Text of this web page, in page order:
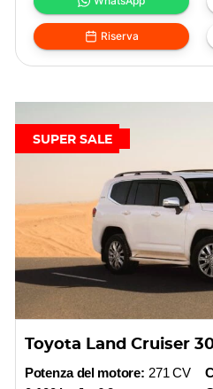
Riserva
SUPER SALE
Toyota Land Cruiser
Potenza del motore: 271 CV